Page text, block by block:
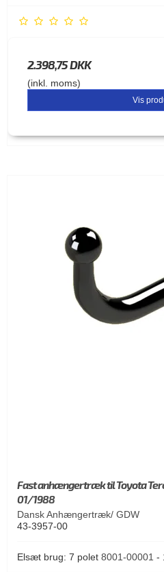
2.398,75 DKK
(inkl. moms)
Vis
Fast anhængertræk til Toyota
01/1988
Dansk Anhængertræk/ GDW
43-3957-00
Elsæt brug: 7 polet 8001-00001 -